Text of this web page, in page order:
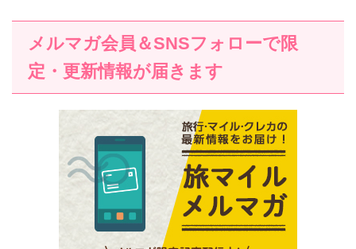
メルマガ会員＆SNSフォローで限
定・更新情報が届きます